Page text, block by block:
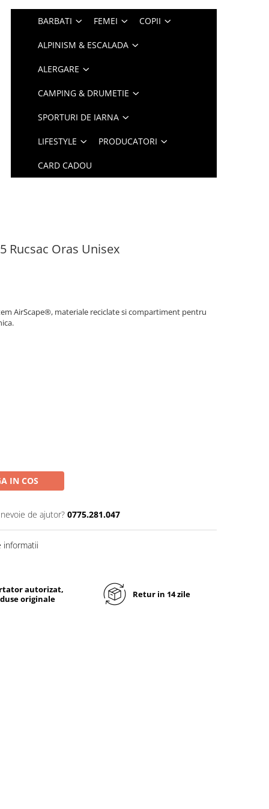
BARBATI FEMEI COPII
ALPINISM & ESCALADA
ALERGARE
CAMPING & DRUMETIE
SPORTURI DE IARNA
LIFESTYLE PRODUCATORI
CARD CADOU
Rucsac Oras Unisex
AirScape®, materiale reciclate si compartiment pentru
IN COS
de ajutor? 0775.281.047
informatii
autorizat,
originale
Retur in 14 zile